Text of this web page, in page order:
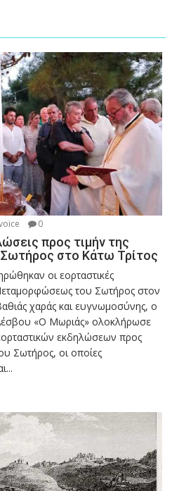
0
προς τιμήν της
στο Κάτω Τρίτος
οι εορταστικές
του Σωτήρος στον
χαράς και ευγνωμοσύνης, ο
«Ο Μωριάς» ολοκλήρωσε
εκδηλώσεων προς
Σωτήρος, οι οποίες